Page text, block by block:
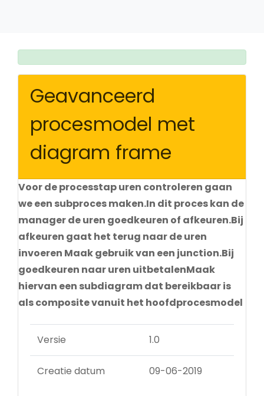
Geavanceerd
procesmodel met
diagram frame
Voor de processtap uren controleren gaan
we een subproces maken.In dit proces kan de
manager de uren goedkeuren of afkeuren.Bij
afkeuren gaat het terug naar de uren
invoeren Maak gebruik van een junction.Bij
goedkeuren naar uren uitbetalenMaak
hiervan een subdiagram dat bereikbaar is
als composite vanuit het hoofdprocesmodel
Versie 1.0
Creatie datum 09-06-2019